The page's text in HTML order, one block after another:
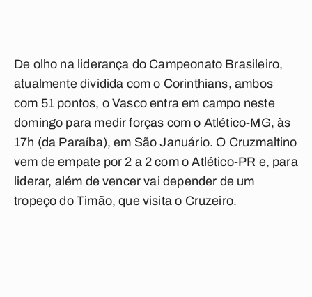
De olho na liderança do Campeonato Brasileiro,
atualmente dividida com o Corinthians, ambos
com 51 pontos, o Vasco entra em campo neste
domingo para medir forças com o Atlético-MG, às
17h (da Paraíba), em São Januário. O Cruzmaltino
vem de empate por 2 a 2 com o Atlético-PR e, para
liderar, além de vencer vai depender de um
tropeço do Timão, que visita o Cruzeiro.